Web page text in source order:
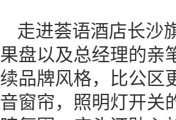
走进荟语酒店长沙
果盘以及总经理的亲
续品牌风格，比公区
音窗帘，照明灯开关